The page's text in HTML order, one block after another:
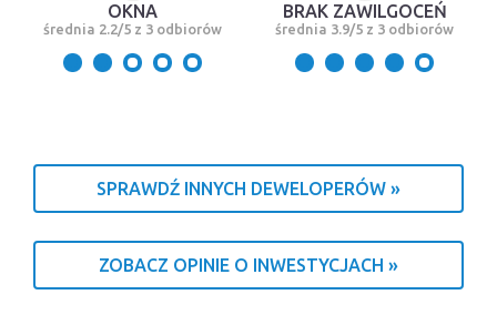
OKNA
średnia 2.2/5 z 3 odbiorów
BRAK ZAWILGOCEŃ
średnia 3.9/5 z 3 odbiorów
SPRAWDŹ INNYCH DEWELOPERÓW »
ZOBACZ OPINIE O INWESTYCJACH »